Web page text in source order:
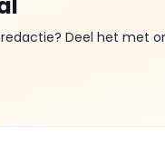
Deel het met